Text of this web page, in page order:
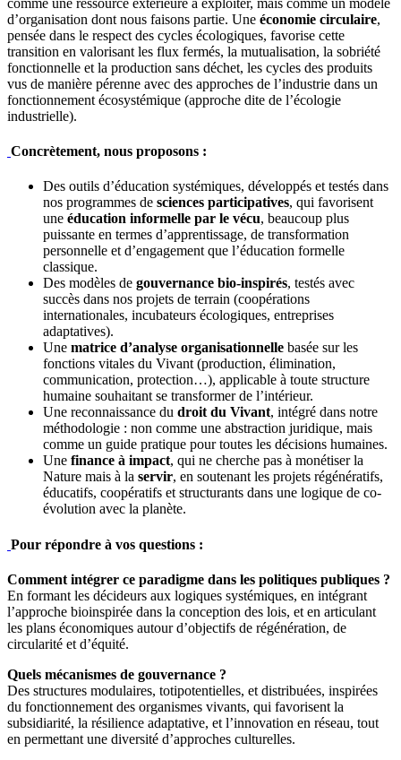
comme une ressource extérieure à exploiter, mais comme un modèle
d’organisation dont nous faisons partie. Une économie circulaire,
pensée dans le respect des cycles écologiques, favorise cette
transition en valorisant les flux fermés, la mutualisation, la sobriété
fonctionnelle et la production sans déchet, les cycles des produits
vus de manière pérenne avec des approches de l’industrie dans un
fonctionnement écosystémique (approche dite de l’écologie
industrielle).
Concrètement, nous proposons :
Des outils d’éducation systémiques, développés et testés dans
nos programmes de sciences participatives, qui favorisent
une éducation informelle par le vécu, beaucoup plus
puissante en termes d’apprentissage, de transformation
personnelle et d’engagement que l’éducation formelle
classique.
Des modèles de gouvernance bio-inspirés, testés avec
succès dans nos projets de terrain (coopérations
internationales, incubateurs écologiques, entreprises
adaptatives).
Une matrice d’analyse organisationnelle basée sur les
fonctions vitales du Vivant (production, élimination,
communication, protection…), applicable à toute structure
humaine souhaitant se transformer de l’intérieur.
Une reconnaissance du droit du Vivant, intégré dans notre
méthodologie : non comme une abstraction juridique, mais
comme un guide pratique pour toutes les décisions humaines.
Une finance à impact, qui ne cherche pas à monétiser la
Nature mais à la servir, en soutenant les projets régénératifs,
éducatifs, coopératifs et structurants dans une logique de co-
évolution avec la planète.
Pour répondre à vos questions :
Comment intégrer ce paradigme dans les politiques publiques ?
En formant les décideurs aux logiques systémiques, en intégrant
l’approche bioinspirée dans la conception des lois, et en articulant
les plans économiques autour d’objectifs de régénération, de
circularité et d’équité.
Quels mécanismes de gouvernance ?
Des structures modulaires, totipotentielles, et distribuées, inspirées
du fonctionnement des organismes vivants, qui favorisent la
subsidiarité, la résilience adaptative, et l’innovation en réseau, tout
en permettant une diversité d’approches culturelles.